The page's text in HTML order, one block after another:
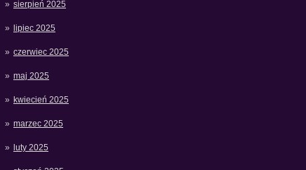
sierpień 2025
lipiec 2025
czerwiec 2025
maj 2025
kwiecień 2025
marzec 2025
luty 2025